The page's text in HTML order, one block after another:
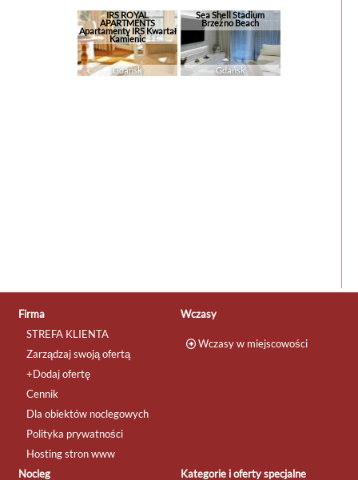
IRS ROYAL
APARTMENTS
Apartamenty IRS Kwartał
Kamienic
Gdańsk
Sea Shell Stadium
Brzeźno Beach
Gdańsk
Firma
STREFA KLIENTA
Zarządzaj swoją ofertą
+Dodaj ofertę
Cennik
Dla obiektów noclegowych
Polityka prywatności
Hosting stron www
Wczasy
Wczasy w miejscowości
Nocleg Kategorie i oferty specjalne